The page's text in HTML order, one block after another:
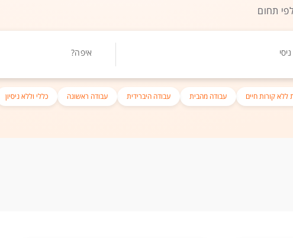
תחום
איפה?
ללא קורות חיים עבודה מהבית עבודה היברידית עבודה ראשונה כללי וללא ניסיון